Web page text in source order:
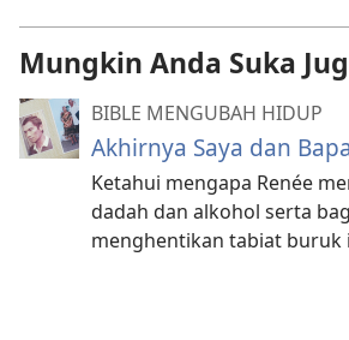
Mungkin Anda Suka
BIBLE MENGUBAH HIDUP
Akhirnya Saya dan
Ketahui mengapa Renée
dadah dan alkohol serta
menghentikan tabiat buruk